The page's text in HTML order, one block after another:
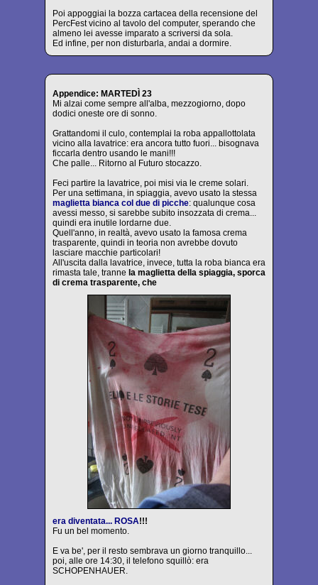
Poi appoggiai la bozza cartacea della recensione del
PercFest vicino al tavolo del computer, sperando che
almeno lei avesse imparato a scriversi da sola.
Ed infine, per non disturbarla, andai a dormire.
Appendice: MARTEDÌ 23
Mi alzai come sempre all'alba, mezzogiorno, dopo
dodici oneste ore di sonno.
Grattandomi il culo, contemplai la roba appallottolata
vicino alla lavatrice: era ancora tutto fuori... bisognava
ficcarla dentro usando le mani!!!
Che palle... Ritorno al Futuro stocazzo.
Feci partire la lavatrice, poi misi via le creme solari.
Per una settimana, in spiaggia, avevo usato la stessa
maglietta bianca col due di picche: qualunque cosa
avessi messo, si sarebbe subito insozzata di crema...
quindi era inutile lordarne due.
Quell'anno, in realtà, avevo usato la famosa crema
trasparente, quindi in teoria non avrebbe dovuto
lasciare macchie particolari!
All'uscita dalla lavatrice, invece, tutta la roba bianca era
rimasta tale, tranne la maglietta della spiaggia, sporca
di crema trasparente, che
era diventata... ROSA!!!
Fu un bel momento.
E va be', per il resto sembrava un giorno tranquillo...
poi, alle ore 14:30, il telefono squillò: era
SCHOPENHAUER.